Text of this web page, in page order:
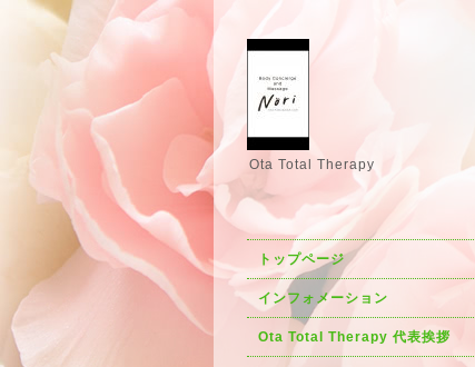
Ota Total Therapy
トップページ
インフォメーション
Ota Total Therapy 代表挨拶